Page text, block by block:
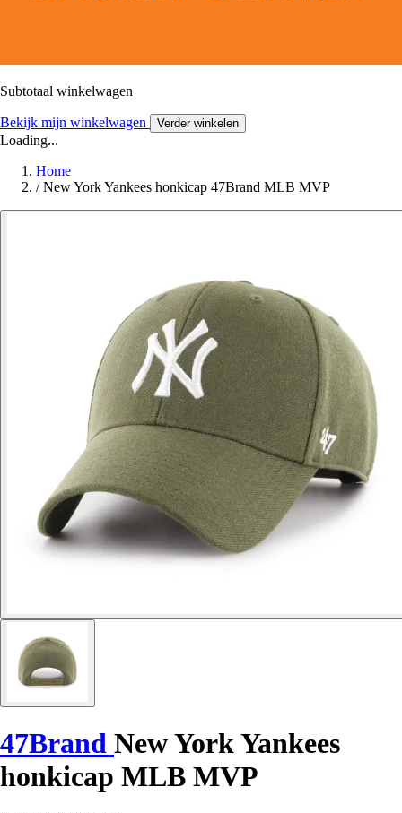
Subtotaal winkelwagen
Bekijk mijn winkelwagen Verder winkelen
Loading...
Home
/ New York Yankees honkicap 47Brand MLB MVP
47Brand New York Yankees
honkicap MLB MVP